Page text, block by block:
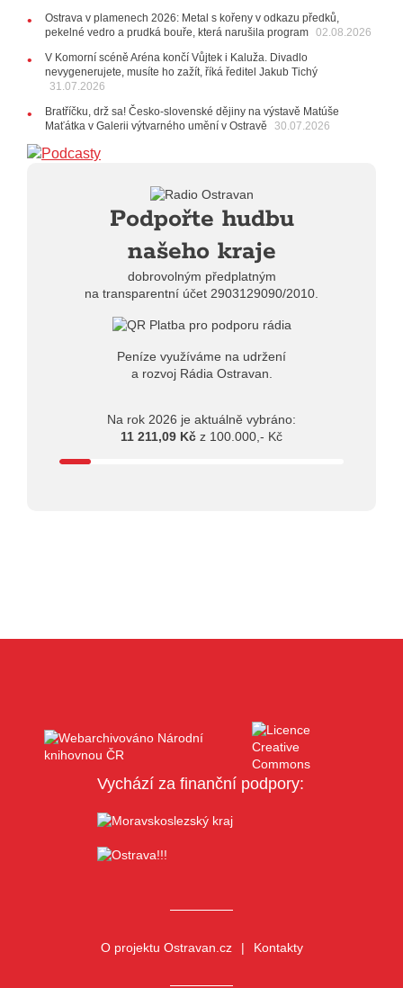
21.07.2026
Výrazná osobnost české alternativní scény zahraje ve
Frýdku-Místku
14:01
herec Dušan Urban
10:03
Pimprléto promění areál Divadla loutek Ostrava v
letní centrum umění, tvoření a sousedských setkání
Ostrava v plamenech 2026: Metal s kořeny v odkazu předků,
pekelné vedro a prudká bouře, která narušila program 02.08.2026
V Komorní scéně Aréna končí Vůjtek i Kaluža. Divadlo
nevygenerujete, musíte ho zažít, říká ředitel Jakub Tichý
31.07.2026
Bratříčku, drž sa! Česko-slovenské dějiny na výstavě Matúše
Maťátka v Galerii výtvarného umění v Ostravě
30.07.2026
Podpořte hudbu
našeho kraje
dobrovolným předplatným
na transparentní účet 2903129090/2010.
Peníze využíváme na udržení
a rozvoj Rádia Ostravan.
Na rok 2026 je aktuálně vybráno:
11 211,09 Kč z 100.000,- Kč
Vychází za finanční podpory:
O projektu Ostravan.cz Kontakty